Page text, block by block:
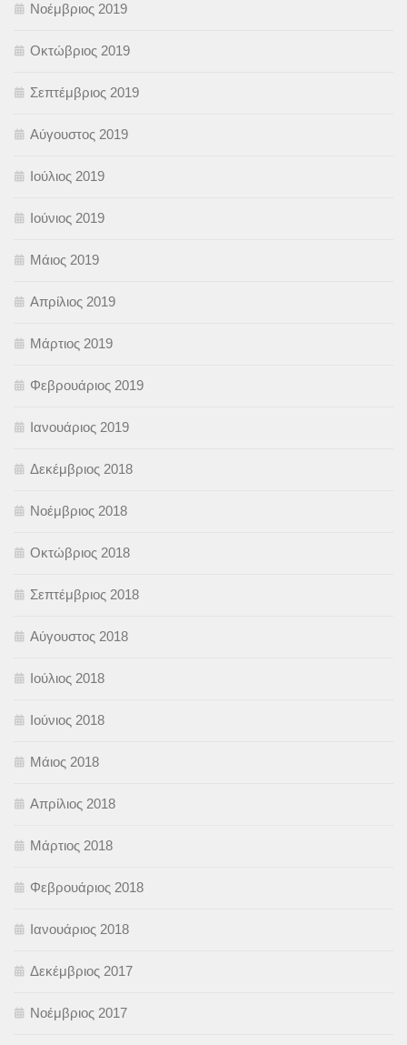
Νοέμβριος 2019
Οκτώβριος 2019
Σεπτέμβριος 2019
Αύγουστος 2019
Ιούλιος 2019
Ιούνιος 2019
Μάιος 2019
Απρίλιος 2019
Μάρτιος 2019
Φεβρουάριος 2019
Ιανουάριος 2019
Δεκέμβριος 2018
Νοέμβριος 2018
Οκτώβριος 2018
Σεπτέμβριος 2018
Αύγουστος 2018
Ιούλιος 2018
Ιούνιος 2018
Μάιος 2018
Απρίλιος 2018
Μάρτιος 2018
Φεβρουάριος 2018
Ιανουάριος 2018
Δεκέμβριος 2017
Νοέμβριος 2017